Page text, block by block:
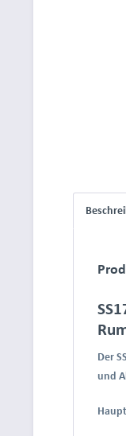
Der
und